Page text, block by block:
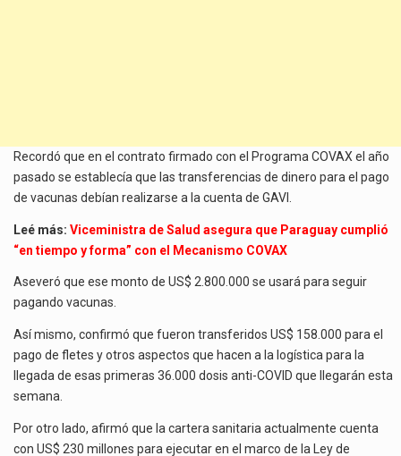
Recordó que en el contrato firmado con el Programa COVAX el año
pasado se establecía que las transferencias de dinero para el pago
de vacunas debían realizarse a la cuenta de GAVI.
Leé más: Viceministra de Salud asegura que Paraguay cumplió
“en tiempo y forma” con el Mecanismo COVAX
Aseveró que ese monto de US$ 2.800.000 se usará para seguir
pagando vacunas.
Así mismo, confirmó que fueron transferidos US$ 158.000 para el
pago de fletes y otros aspectos que hacen a la logística para la
llegada de esas primeras 36.000 dosis anti-COVID que llegarán esta
semana.
Por otro lado, afirmó que la cartera sanitaria actualmente cuenta
con US$ 230 millones para ejecutar en el marco de la Ley de